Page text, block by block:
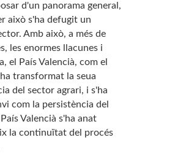
d'un panorama general,
això s'ha defugit un
Amb això, a més de
les enormes llacunes i
el País Valencià, com el
transformat la seua
del sector agrari, i s'ha
com la persistència del
Valencià s'ha anat
la continuïtat del procés